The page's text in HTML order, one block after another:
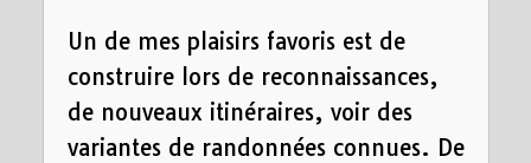
Un de mes plaisirs favoris est de
construire lors de reconnaissances,
de nouveaux itinéraires, voir des
variantes de randonnées connues. De